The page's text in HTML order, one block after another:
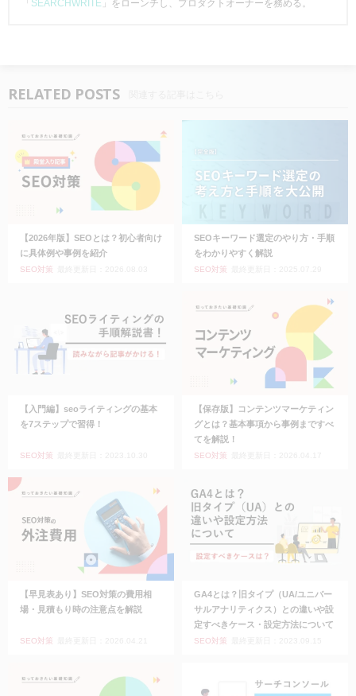
「 SEARCHWRITE 」をローンチし、プロダクトオーナーを務める。
RELATED POSTS
【2026年版】SEOとは？初心者向け
に具体例や事例を紹介
SEO対策
SEOキーワード選定のやり方・手順
をわかりやすく解説
SEO対策
【入門編】seoライティングの基本
を7ステップで習得！
SEO対策
【保存版】コンテンツマーケティン
グとは？基本事項から事例まですべ
てを解説！
SEO対策
【早見表あり】SEO対策の費用相
場・見積もり時の注意点を解説
SEO対策
GA4とは？旧タイプ（UA/ユニバー
サルアナリティクス）との違いや設
定すべきケース・設定方法について
SEO対策